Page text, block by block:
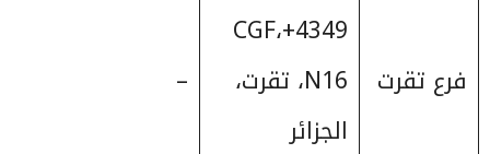
فرع تقرت
4349+CGF،
N16، تقرت،
الجزائر
–